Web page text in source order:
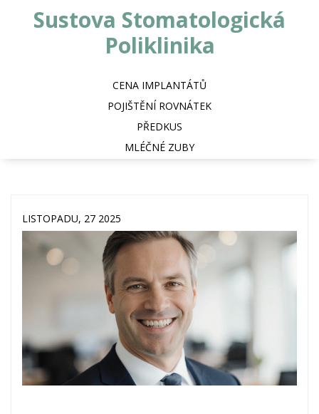
Sustova Stomatologická
Poliklinika
CENA IMPLANTÁTŮ
POJIŠTĚNÍ ROVNÁTEK
PŘEDKUS
MLÉČNÉ ZUBY
LISTOPADU, 27 2025